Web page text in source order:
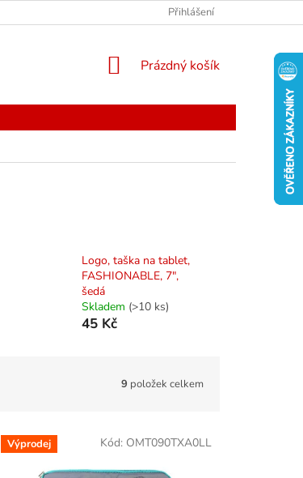
Přihlášení
NÁKUPNÍ
Prázdný košík
Logo, taška na tablet,
FASHIONABLE, 7",
šedá
Skladem (>10 ks)
45 Kč
9 položek celkem
Výprodej Kód: OMT090TXA0LL